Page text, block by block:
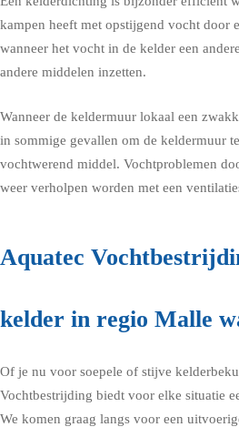
kampen heeft met opstijgend vocht door
wanneer het vocht in de kelder een
andere middelen inzetten.
Wanneer de keldermuur lokaal een
in sommige gevallen om de keldermuur
vochtwerend middel. Vochtproblemen
weer verholpen worden met een
Aquatec
kelder in regio Malle
Of je nu voor soepele of stijve
Vochtbestrijding biedt voor elke situatie
We komen graag langs voor een